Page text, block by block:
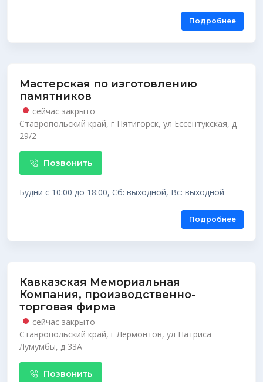
Подробнее
Мастерская по изготовлению
памятников
сейчас закрыто
Ставропольский край, г Пятигорск, ул Ессентукская, д
29/2
Позвонить
Будни с 10:00 до 18:00, Сб: выходной, Вс: выходной
Подробнее
Кавказская Мемориальная
Компания, производственно-
торговая фирма
сейчас закрыто
Ставропольский край, г Лермонтов, ул Патриса
Лумумбы, д 33А
Позвонить